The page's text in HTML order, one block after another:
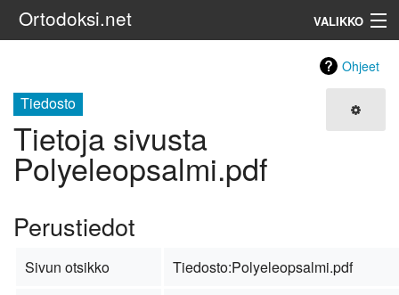
Ortodoksi.net VALIKKO
Ohjeet
Tiedosto
Tietoja sivusta
Polyeleopsalmi.pdf
Perustiedot
Sivun otsikko
Tiedosto:Polyeleopsalmi.pdf